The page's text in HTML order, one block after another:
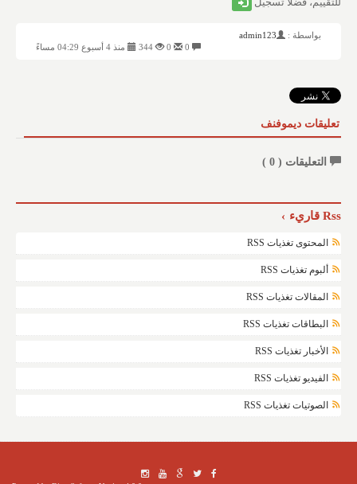
بواسطة :
admin123
344 منذ 4 أسبوع 04:29 مساءً
تعليقات ديموفنف
التعليقات ( 0
)
Rss قاريء
المحتوى تغذيات RSS
ألبوم تغذيات RSS
المقالات تغذيات RSS
البطاقات تغذيات RSS
الأخبار تغذيات RSS
الفيديو تغذيات RSS
الصوتيات تغذيات RSS